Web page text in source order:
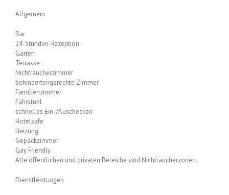
Allgemein
Bar
24-Stunden-Rezeption
Garten
Terrasse
Nichtraucherzimmer
behindertengerechte Zimmer
Familienzimmer
Fahrstuhl
schnelles Ein-/Auschecken
Hotelsafe
Heizung
Gepäckzimmer
Gay Friendly
Alle öffentlichen und privaten Bereiche sind Nichtraucherzonen.
Dienstleistungen